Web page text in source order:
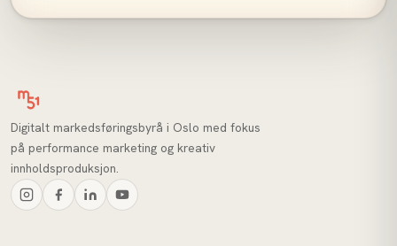
Digitalt markedsføringsbyrå i Oslo med fokus
på performance marketing og kreativ
innholdsproduksjon.